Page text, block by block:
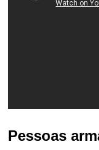
Pessoas